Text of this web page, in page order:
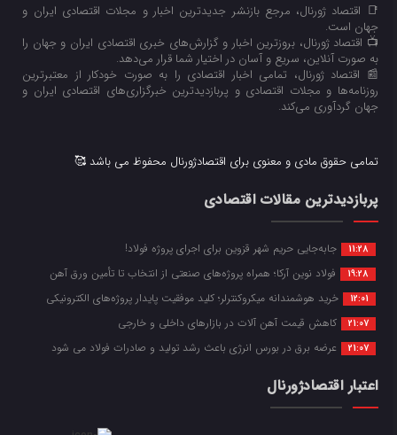
📑 اقتصاد ژورنال، مرجع بازنشر جدیدترین اخبار و مجلات اقتصادی ایران و
جهان است.
📺 اقتصاد ژورنال، بروزترین اخبار و گزارش‌های خبری اقتصادی ایران و جهان را
به صورت آنلاین، سریع و آسان در اختیار شما قرار می‌‌دهد.
📰 اقتصاد ژورنال، تمامی اخبار اقتصادی را به صورت خودکار از معتبرترین
روزنامه‌ها و مجلات اقتصادی و پربازدیدترین خبرگزاری‌های اقتصادی ایران و
جهان گردآوری می‌کند.
تمامی حقوق مادی و معنوی برای اقتصادژورنال محفوظ می باشد 🥰
پربازدیدترین مقالات اقتصادی
11:28 جابه‌جایی حریم شهر قزوین برای اجرای پروژه فولاد!
19:28 فولاد نوین آرکا؛ همراه پروژه‌های صنعتی از انتخاب تا تأمین ورق آهن
12:01 خرید هوشمندانه میکروکنترلر؛ کلید موفقیت پایدار پروژه‌های الکترونیکی
21:07 کاهش قیمت آهن آلات در بازارهای داخلی و خارجی
21:07 عرضه برق در بورس انرژی باعث رشد تولید و صادرات فولاد می شود
اعتبار اقتصادژورنال